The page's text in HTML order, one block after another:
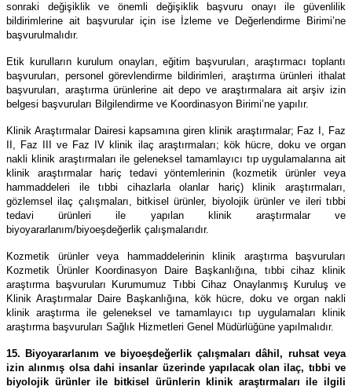
sonraki değişiklik ve önemli değişiklik başvuru onayı ile güvenlilik
bildirimlerine ait başvurular için ise İzleme ve Değerlendirme Birimi’ne
başvurulmalıdır.
Etik kurulların kurulum onayları, eğitim başvuruları, araştırmacı toplantı
başvuruları, personel görevlendirme bildirimleri, araştırma ürünleri ithalat
başvuruları, araştırma ürünlerine ait depo ve araştırmalara ait arşiv izin
belgesi başvuruları Bilgilendirme ve Koordinasyon Birimi’ne yapılır.
Klinik Araştırmalar Dairesi kapsamına giren klinik araştırmalar; Faz I, Faz
II, Faz III ve Faz IV klinik ilaç araştırmaları; kök hücre, doku ve organ
nakli klinik araştırmaları ile geleneksel tamamlayıcı tıp uygulamalarına ait
klinik araştırmalar hariç tedavi yöntemlerinin (kozmetik ürünler veya
hammaddeleri ile tıbbi cihazlarla olanlar hariç) klinik araştırmaları,
gözlemsel ilaç çalışmaları, bitkisel ürünler, biyolojik ürünler ve ileri tıbbi
tedavi ürünleri ile yapılan klinik araştırmalar ve
biyoyararlanım/biyoeşdeğerlik çalışmalarıdır.
Kozmetik ürünler veya hammaddelerinin klinik araştırma başvuruları
Kozmetik Ürünler Koordinasyon Daire Başkanlığına, tıbbi cihaz klinik
araştırma başvuruları Kurumumuz Tıbbi Cihaz Onaylanmış Kuruluş ve
Klinik Araştırmalar Daire Başkanlığına, kök hücre, doku ve organ nakli
klinik araştırma ile geleneksel ve tamamlayıcı tıp uygulamaları klinik
araştırma başvuruları Sağlık Hizmetleri Genel Müdürlüğüne yapılmalıdır.
15. Biyoyararlanım ve biyoeşdeğerlik çalışmaları dâhil, ruhsat veya
izin alınmış olsa dahi insanlar üzerinde yapılacak olan ilaç, tıbbi ve
biyolojik ürünler ile bitkisel ürünlerin klinik araştırmaları ile ilgili